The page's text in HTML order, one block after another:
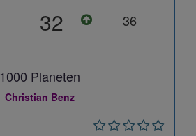
32 36
1000 Planeten
Christian Benz